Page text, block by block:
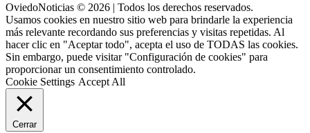
OviedoNoticias © 2026 | Todos los derechos reservados.
Usamos cookies en nuestro sitio web para brindarle la experiencia
más relevante recordando sus preferencias y visitas repetidas. Al
hacer clic en "Aceptar todo", acepta el uso de TODAS las cookies.
Sin embargo, puede visitar "Configuración de cookies" para
proporcionar un consentimiento controlado.
Cookie Settings Accept All
Cerrar